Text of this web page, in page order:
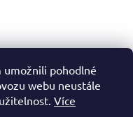
umožnili pohodlné
webu neustále
Více